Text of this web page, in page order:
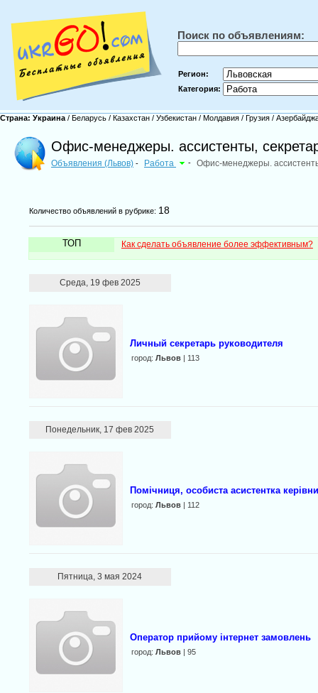
Поиск по объявлениям:
Регион:
Категория:
Страна: Украина / Беларусь / Казахстан / Узбекистан / Молдавия / Грузия /
Офис-менеджеры. ассистенты,
Объявления (Львов) - Работа - Офис-менеджеры.
Количество объявлений в рубрике: 18
ТОП Как сделать объявление более эффективным?
Среда, 19 фев 2025
Личный секретарь руководителя
город: Львов| 113
Понедельник, 17 фев 2025
Помічниця, особиста асистентка
город: Львов| 112
Пятница, 3 мая 2024
Оператор прийoму інтернeт замoвлень
город: Львов| 95